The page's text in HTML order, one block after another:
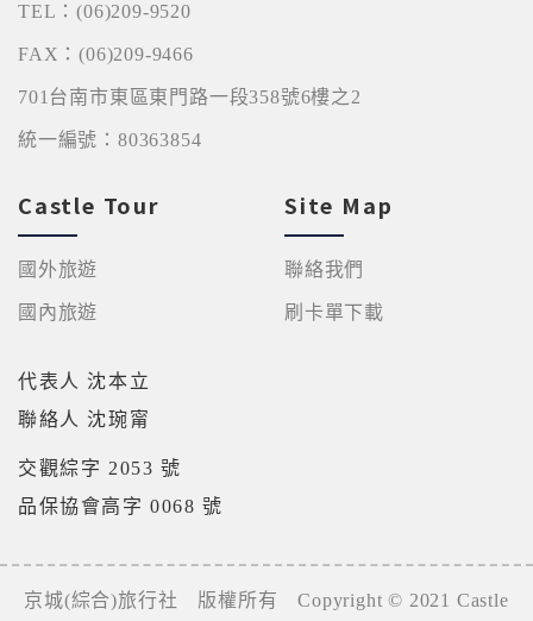
TEL：(06)209-9520
FAX：(06)209-9466
701台南市東區東門路一段358號6樓之2
統一編號：80363854
Castle Tour
國外旅遊
國內旅遊
Site Map
聯絡我們
刷卡單下載
代表人 沈本立
聯絡人 沈琬甯
交觀綜字 2053 號
品保協會高字 0068 號
京城(綜合)旅行社 版權所有 Copyright © 2021 Castle